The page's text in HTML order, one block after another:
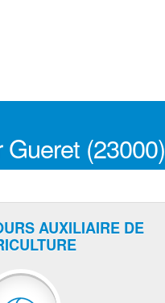
(23000)
AUXILIAIRE DE